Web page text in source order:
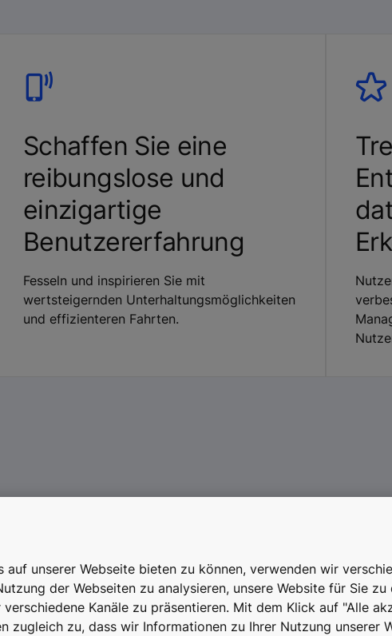
Schaffen Sie eine
reibungslose und
einzigartige
Benutzererfahrung
Fesseln und inspirieren Sie mit
wertsteigernden Unterhaltungsmöglichkeiten
und effizienteren Fahrten.
auf unserer Webseite bieten zu können, verwenden wir
der Webseiten zu analysieren, unsere Website für Sie
Kanäle zu präsentieren. Mit dem Klick auf "Alle
zugleich zu, dass wir Informationen zu Ihrer Nutzung unserer